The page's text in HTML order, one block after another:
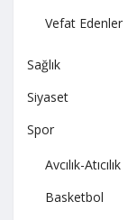
Vefat Edenler
Sağlık
Siyaset
Spor
Avcılık-Atıcılık
Basketbol